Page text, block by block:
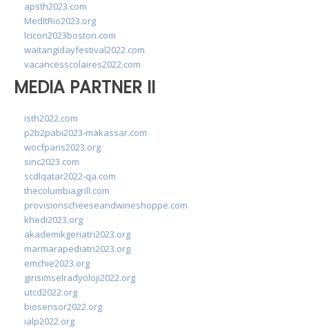
apsth2023.com
MedItRio2023.org
lcicon2023boston.com
waitangidayfestival2022.com
vacancesscolaires2022.com
MEDIA PARTNER II
isth2022.com
p2b2pabi2023-makassar.com
wocfparis2023.org
sinc2023.com
scdlqatar2022-qa.com
thecolumbiagrill.com
provisionscheeseandwineshoppe.com
khedi2023.org
akademikgeriatri2023.org
marmarapediatri2023.org
emchie2023.org
girisimselradyoloji2022.org
utcd2022.org
biosensor2022.org
ialp2022.org